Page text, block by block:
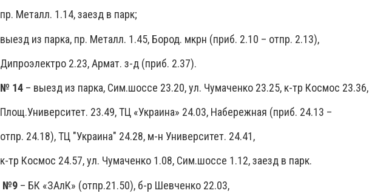
пр. Металл. 1.14, заезд в парк;
выезд из парка, пр. Металл. 1.45, Бород. мкрн (приб. 2.10 – отпр. 2.13),
Дипроэлектро 2.23, Армат. з-д (приб. 2.37).
№ 14 – выезд из парка, Сим.шоссе 23.20, ул. Чумаченко 23.25, к-тр Космос 23.36,
Площ.Университет. 23.49, ТЦ «Украина» 24.03, Набережная (приб. 24.13 –
отпр. 24.18), ТЦ "Украина" 24.28, м-н Университет. 24.41,
к-тр Космос 24.57, ул. Чумаченко 1.08, Сим.шоссе 1.12, заезд в парк.
№9 – БК «ЗАлК» (отпр.21.50), б-р Шевченко 22.03,